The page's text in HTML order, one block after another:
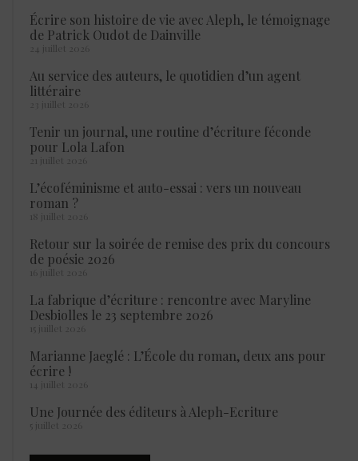
Écrire son histoire de vie avec Aleph, le témoignage
de Patrick Oudot de Dainville
24 juillet 2026
Au service des auteurs, le quotidien d’un agent
littéraire
23 juillet 2026
Tenir un journal, une routine d’écriture féconde
pour Lola Lafon
21 juillet 2026
L’écoféminisme et auto-essai : vers un nouveau
roman ?
18 juillet 2026
Retour sur la soirée de remise des prix du concours
de poésie 2026
16 juillet 2026
La fabrique d’écriture : rencontre avec Maryline
Desbiolles le 23 septembre 2026
15 juillet 2026
Marianne Jaeglé : L’École du roman, deux ans pour
écrire !
14 juillet 2026
Une Journée des éditeurs à Aleph-Ecriture
5 juillet 2026